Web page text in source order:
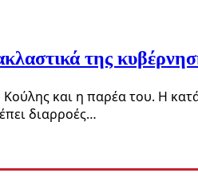
της
και η παρέα του. Η
διαρροές…